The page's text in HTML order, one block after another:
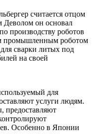
считается отцом
Деволом он основал
производству роботов
промышленным роботом
сварки литых под
на своей
для
услуги людям.
предоставляют
Особенно в Японии